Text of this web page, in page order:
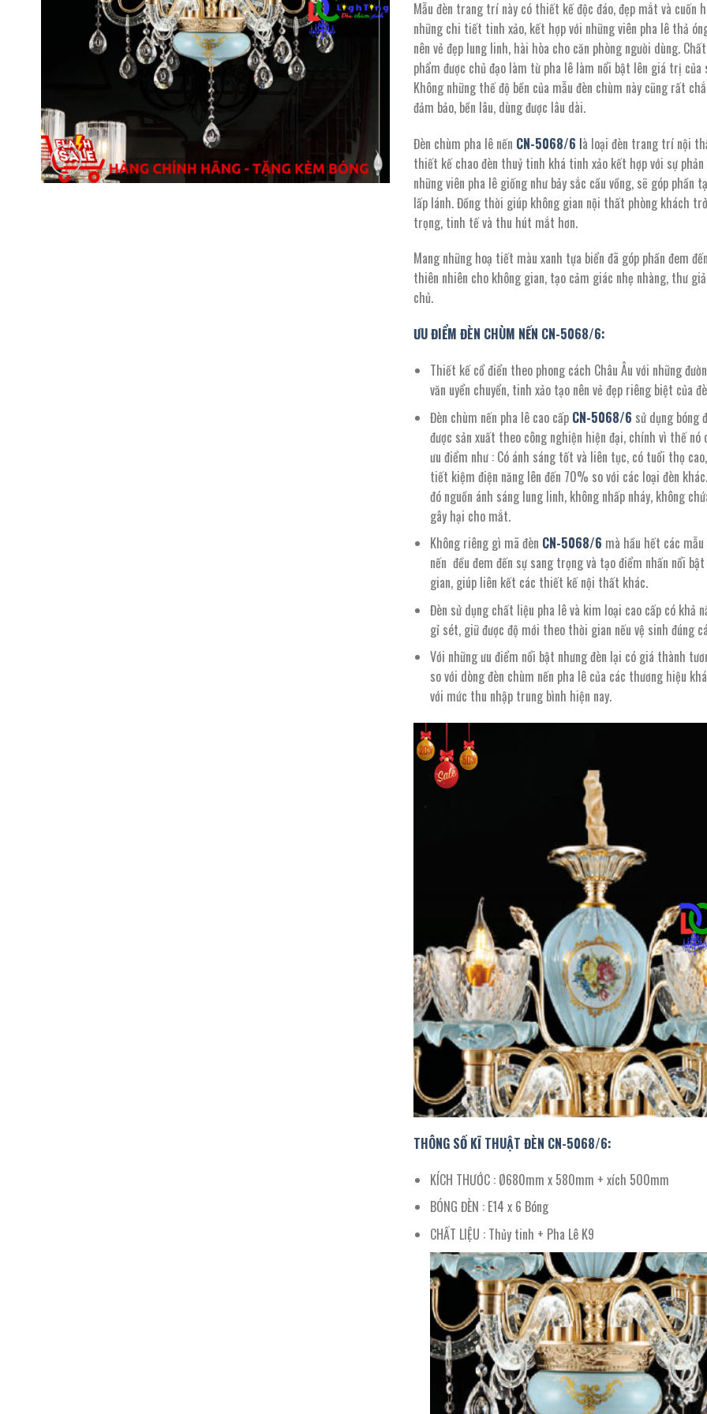
là:
5.940.000 ₫.
tại
là:
3.267.000 ₫.
Mẫu đèn trang trí này có thiết kế độc đáo, đẹp mắt và cuốn
những chi tiết tinh xảo, kết hợp với những viên pha lê thả
nên vẻ đẹp lung linh, hài hòa cho căn phòng người dùng.
phẩm được chủ đạo làm từ pha lê làm nổi bật lên giá trị của
Không những thế độ bền của mẫu đèn chùm này cũng rất
đảm bảo, bền lâu, dùng được lâu dài.
Đèn chùm pha lê nến CN-5068/6 là loại đèn trang trí nội
thiết kế chao đèn thuỷ tinh khá tinh xảo kết hợp với sự
những viên pha lê giống như bảy sắc cầu vồng, sẽ góp phần
lấp lánh. Đồng thời giúp không gian nội thất phòng khách
trọng, tinh tế và thu hút mắt hơn.
Mang những hoạ tiết màu xanh tựa biển đã góp phần đem
thiên nhiên cho không gian, tạo cảm giác nhẹ nhàng, thư
chủ.
ƯU ĐIỂM ĐÈN CHÙM NẾN CN-5068/6:
Thiết kế cổ điển theo phong cách Châu Âu với những
văn uyển chuyển, tinh xảo tạo nên vẻ đẹp riêng biệt của
Đèn chùm nến pha lê cao cấp CN-5068/6 sử dụng bóng
được sản xuất theo công nghiện hiện đại, chính vì thế nó
ưu điểm như : Có ánh sáng tốt và liên tục, có tuổi thọ
tiết kiệm điện năng lên đến 70% so với các loại đèn
đó nguồn ánh sáng lung linh, không nhấp nháy, không
gây hại cho mắt.
Không riêng gì mã đèn CN-5068/6 mà hầu hết các
nến đều đem đến sự sang trọng và tạo điểm nhấn nổi
gian, giúp liên kết các thiết kế nội thất khác.
Đèn sử dụng chất liệu pha lê và kim loại cao cấp có khả
gỉ sét, giữ được độ mới theo thời gian nếu vệ sinh đúng
Với những ưu điểm nổi bật nhưng đèn lại có giá thành
so với dòng đèn chùm nến pha lê của các thương hiệu
với mức thu nhập trung bình hiện nay.
THÔNG SỐ KĨ THUẬT ĐÈN CN-5068/6:
KÍCH THƯỚC : Ø680mm x 580mm + xích 500mm
BÓNG ĐÈN : E14 x 6 Bóng
CHẤT LIỆU : Thủy tinh + Pha Lê K9